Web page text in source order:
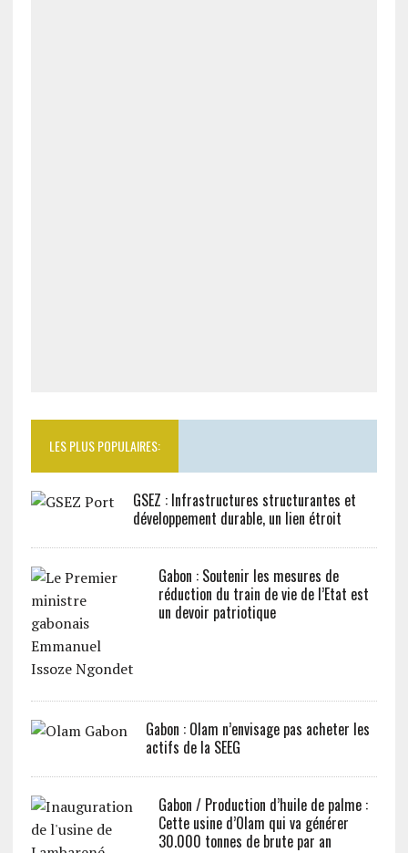
LES PLUS POPULAIRES:
GSEZ : Infrastructures structurantes et
développement durable, un lien étroit
Gabon : Soutenir les mesures de
réduction du train de vie de l’Etat est
un devoir patriotique
Gabon : Olam n’envisage pas acheter les
actifs de la SEEG
Gabon / Production d’huile de palme :
Cette usine d’Olam qui va générer
30.000 tonnes de brute par an